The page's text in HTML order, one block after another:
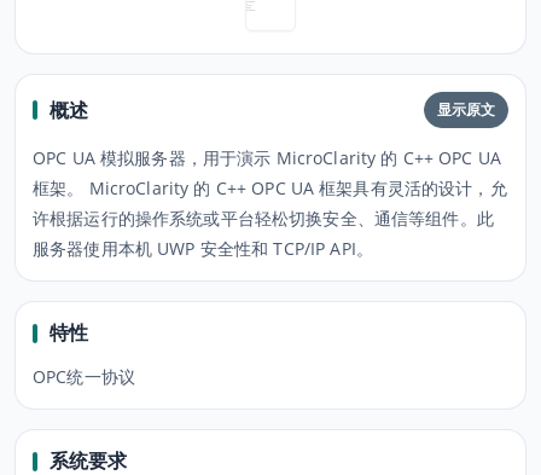
概述 显示原文
OPC UA 模拟服务器，用于演示 MicroClarity 的 C++ OPC UA
框架。 MicroClarity 的 C++ OPC UA 框架具有灵活的设计，允
许根据运行的操作系统或平台轻松切换安全、通信等组件。此
服务器使用本机 UWP 安全性和 TCP/IP API。
特性
OPC统一协议
系统要求